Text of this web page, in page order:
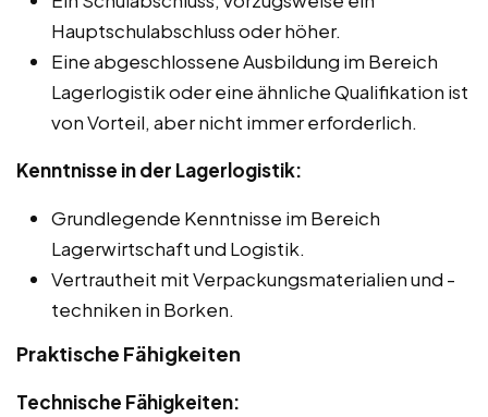
Hauptschulabschluss oder höher.
Eine abgeschlossene Ausbildung im Bereich
Lagerlogistik oder eine ähnliche Qualifikation ist
von Vorteil, aber nicht immer erforderlich.
Kenntnisse in der Lagerlogistik:
Grundlegende Kenntnisse im Bereich
Lagerwirtschaft und Logistik.
Vertrautheit mit Verpackungsmaterialien und -
techniken in Borken.
Praktische Fähigkeiten
Technische Fähigkeiten: